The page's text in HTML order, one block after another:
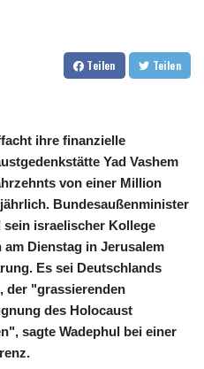
CVE 110.26363
CZK 24.258158
152.967099
57.380687
17.342035
ETB 186.049588
2.553384
0.857252
0.858527
3.017966
GGP 0.857252
GHS 13.526832
0.857252
84.980421
Teilen Teilen
ihre finanzielle
Yad Vashem
von einer Million
Bundesaußenminister
sein israelischer Kollege
Dienstag in Jerusalem
Es sei Deutschlands
der "grassierenden
des Holocaust
sagte Wadephul bei einer